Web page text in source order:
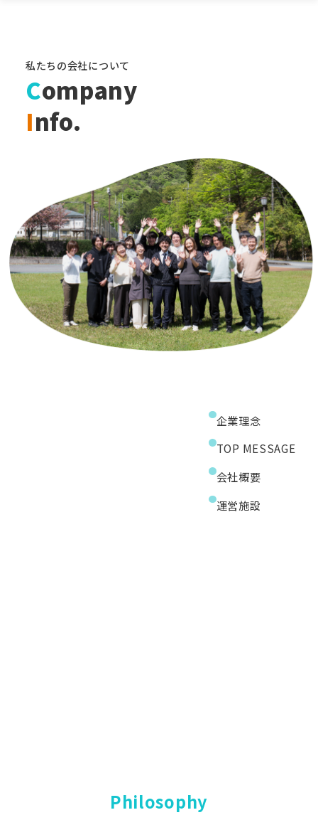
私たちの会社について
Company
Info.
企業理念
TOP MESSAGE
会社概要
運営施設
Philosophy